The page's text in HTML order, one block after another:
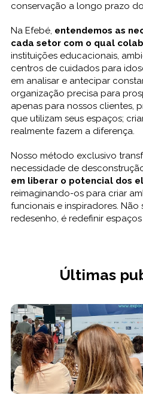
conservação a longo prazo
Na Efebé, entendemos as
cada setor com o qual
instituições educacionais,
centros de cuidados para
em analisar e antecipar
organização precisa para
apenas para nossos clientes,
que utilizam seus espaços;
realmente fazem a diferença.
Nosso método exclusivo
necessidade de
em liberar o potencial dos
reimaginando-os para criar
funcionais e inspiradores. Não
redesenho, é redefinir
Últimas